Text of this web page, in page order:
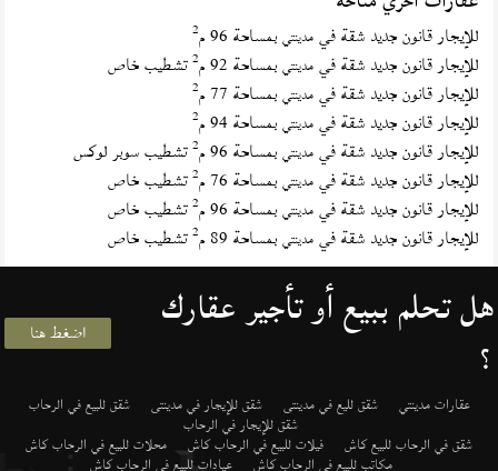
للإيجار قانون جديد شقة فيمدينتي بمساحة 96 م 2
للإيجار قانون جديد شقة فيمدينتي بمساحة 92 م 2تشطيب خاص
للإيجار قانون جديد شقة فيمدينتي بمساحة 77 م 2
للإيجار قانون جديد شقة فيمدينتي بمساحة 94 م 2
للإيجار قانون جديد شقة فيمدينتي بمساحة 96 م 2تشطيب سوبر لوكس
للإيجار قانون جديد شقة فيمدينتي بمساحة 76 م 2تشطيب خاص
للإيجار قانون جديد شقة فيمدينتي بمساحة 96 م 2تشطيب خاص
للإيجار قانون جديد شقة فيمدينتي بمساحة 89 م 2تشطيب خاص
هل تحلم ببيع أو تأجير عقارك
؟ اضغط هنا
عقارات مدينتي شقق لليع في مدينتى شقق للإيجار في مدينتى شقق للبيع في الرحاب
شقق للإيجار في الرحاب
شقق في الرحاب للبيع كاش فيلات للبيع في الرحاب كاش محلات للبيع في الرحاب كاش
مكاتب للبيع في الرحاب كاش عيادات للبيع في الرحاب كاش